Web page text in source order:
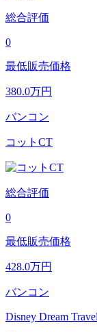
総合評価
0
最低販売価格
380.0万円
バンコン
コットCT
総合評価
0
最低販売価格
428.0万円
バンコン
Disney Dream